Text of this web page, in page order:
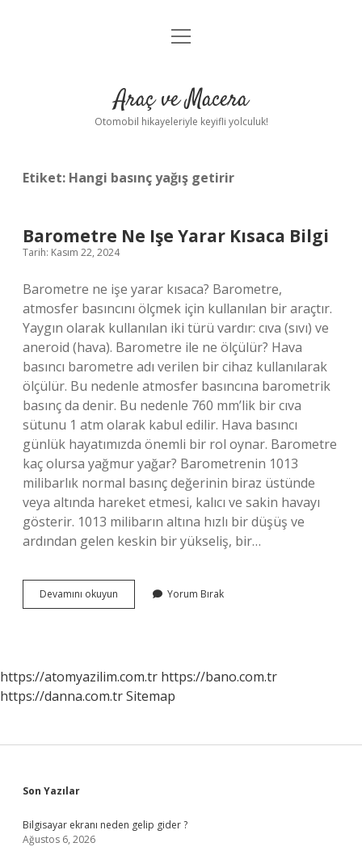
Anasayfa
Yasal Uyarı
menüyü
Araç ve Macera
Otomobil hikayeleriyle keyifli yolculuk!
Etiket: Hangi basınç yağış getirir
Barometre Ne Işe Yarar Kısaca Bilgi
Tarih: Kasım 22, 2024
Barometre ne işe yarar kısaca? Barometre,
atmosfer basıncını ölçmek için kullanılan bir araçtır.
Yaygın olarak kullanılan iki türü vardır: cıva (sıvı) ve
aneroid (hava). Barometre ile ne ölçülür? Hava
basıncı barometre adı verilen bir cihaz kullanılarak
ölçülür. Bu nedenle atmosfer basıncına barometrik
basınç da denir. Bu nedenle 760 mm’lik bir cıva
sütunu 1 atm olarak kabul edilir. Hava basıncı
günlük hayatımızda önemli bir rol oynar. Barometre
kaç olursa yağmur yağar? Barometrenin 1013
milibarlık normal basınç değerinin biraz üstünde
veya altında hareket etmesi, kalıcı ve sakin havayı
gösterir. 1013 milibarın altına hızlı bir düşüş ve
ardından gelen keskin bir yükseliş, bir…
Devamını okuyun Barometre
Ne
Yorum Bırak
https://atomyazilim.com.tr https://bano.com.tr
https://danna.com.trSitemap
Sidebar
Son Yazılar
Bilgisayar ekranı neden gelip gider ?
Ağustos 6, 2026